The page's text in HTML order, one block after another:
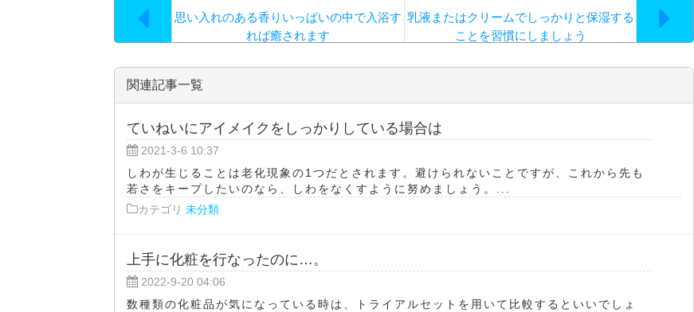
思い入れのある香りいっぱいの中で入浴す
れば癒されます
乳液またはクリームでしっかりと保湿する
ことを習慣にしましょう
関連記事一覧
ていねいにアイメイクをしっかりしている場合は
2021-3-6 10:37
しわが生じることは老化現象の1つだとされます。避けられないことですが、これから先も
若さをキープしたいのなら、しわをなくすように努めましょう。...
カテゴリ 未分類
上手に化粧を行なったのに…。
2022-9-20 04:06
数種類の化粧品が気になっている時は、トライアルセットを用いて比較するといいでしょ